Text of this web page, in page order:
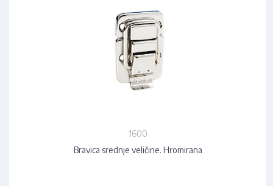
1600
Bravica srednje veličine. Hromirana